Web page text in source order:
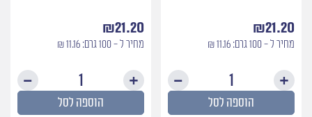
₪21.20
מחיר ל - 100 גרם: 11.16 ₪
כמות
ממרח
הוספה לסל
₪21.20
מחיר ל - 100 גרם: 11.16 ₪
כמות
ממרח
הוספה לסל